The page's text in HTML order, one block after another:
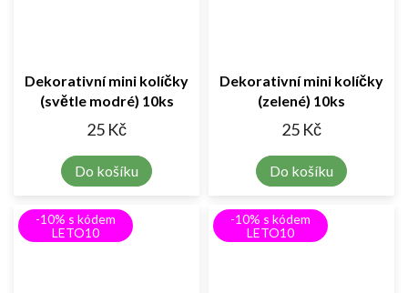
Dekorativní mini kolíčky
(světle modré) 10ks
25 Kč
Do košíku
Dekorativní mini kolíčky
(zelené) 10ks
25 Kč
Do košíku
-10% s kódem
LETO10
-10% s kódem
LETO10